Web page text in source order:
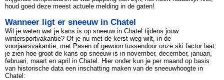
houd goed deze meest actuele melding in de gaten!
Wanneer ligt er sneeuw in Chatel
Wil je weten wat je kans is op sneeuw in Chatel tijdens jouw
wintersportvakantie? Of je nu met de kerst weg wilt, in de
voorjaarsvakantie, met Pasen of gewoon tussendoor onze ski factor laat
je zien hoe groot de kans op sneeuw is in november, december, januari,
februari, maart en april in Chatel. Hier onder kun je per maand op basis
van historische data een inschatting maken van de sneeuwhoogte in
Chatel: